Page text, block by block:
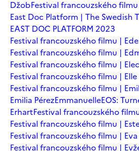
DžobFestival francouzského
East Doc Platform | The Swedish
EAST DOC PLATFORM 2023
Festival francouzského filmu |
Festival francouzského filmu |
Festival francouzského filmu |
Festival francouzského filmu | Elle
Festival francouzského filmu |
Emilia PérezEmmanuelleEOS:
ErhartFestival francouzského
Festival francouzského filmu |
Festival francouzského filmu | Eva
Festival francouzského filmu |